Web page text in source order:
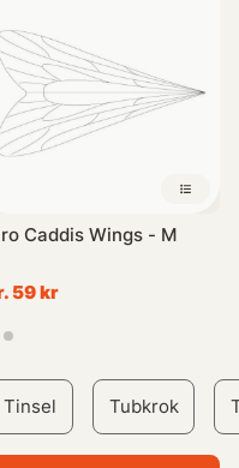
har handplockats med
från ledande
Oavsett om det gäller
under långa dagars
alternativ som
din sportfiskupplevelse
material och
kraven hos
Caddis Wings - M
59 kr
Tinsel Tubkrok